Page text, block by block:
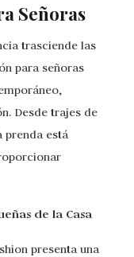
Señoras
trasciende las
para señoras
Desde trajes de
prenda está
de la Casa
presenta una